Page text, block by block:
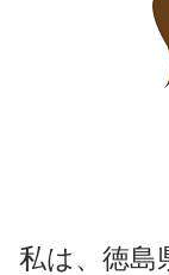
私は、徳島